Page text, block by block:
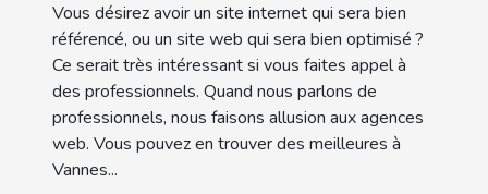
Vous désirez avoir un site internet qui sera bien
référencé, ou un site web qui sera bien optimisé ?
Ce serait très intéressant si vous faites appel à
des professionnels. Quand nous parlons de
professionnels, nous faisons allusion aux agences
web. Vous pouvez en trouver des meilleures à
Vannes...